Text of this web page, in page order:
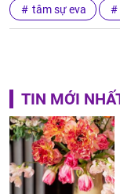
tâm sự eva
TIN MỚI